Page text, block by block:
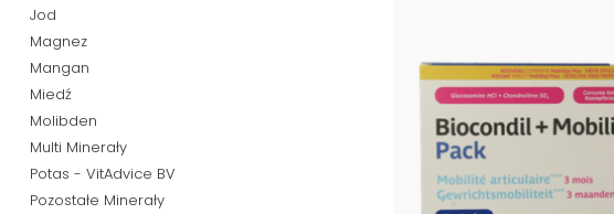
Jod
Magnez
Mangan
Miedź
Molibden
Multi Minerały
Potas - VitAdvice BV
Pozostałe Minerały